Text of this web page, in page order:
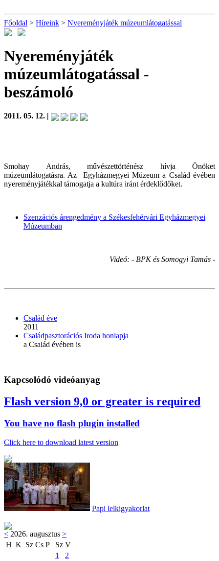
Főoldal > Híreink > Nyereményjáték múzeumlátogatással
Nyereményjáték
múzeumlátogatással -
beszámoló
2011. 05. 12. |
Smohay András, művészettörténész hívja Önöket
múzeumlátogatásra. Az Egyházmegyei Múzeum a Család évében
nyereményjátékkal támogatja a kultúra iránt érdeklődőket.
Szenzációs árengedmény a Székesfehérvári Egyházmegyei
Múzeumban
Videó: - BPK és Somogyi Tamás -
Család éve
2011
Családpasztorációs Iroda honlapja
a Család évében is
Kapcsolódó videóanyag
Flash version 9,0 or greater is required
You have no flash plugin installed
Click here to download latest version
Papi lelkigyakorlat
< 2026. augusztus >
H K Sz Cs P Sz V
1
2